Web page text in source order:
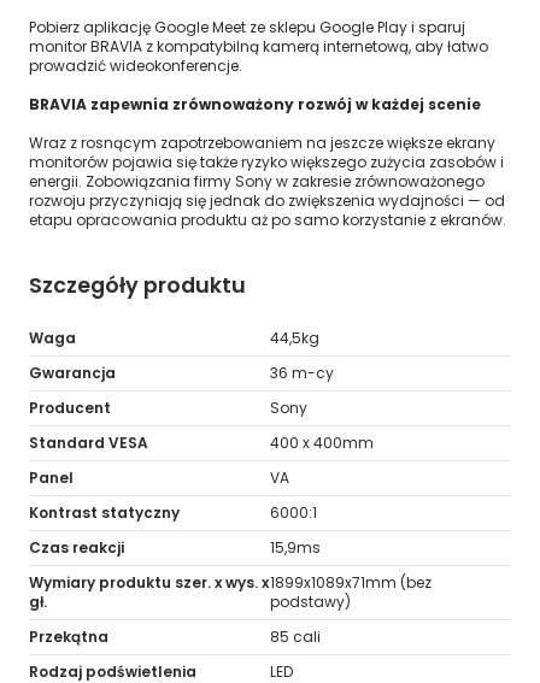
Pobierz aplikację Google Meet ze sklepu Google Play i sparuj
monitor BRAVIA z kompatybilną kamerą internetową, aby łatwo
prowadzić wideokonferencje.
BRAVIA zapewnia zrównoważony rozwój w każdej scenie
Wraz z rosnącym zapotrzebowaniem na jeszcze większe ekrany
monitorów pojawia się także ryzyko większego zużycia zasobów i
energii. Zobowiązania firmy Sony w zakresie zrównoważonego
rozwoju przyczyniają się jednak do zwiększenia wydajności — od
etapu opracowania produktu aż po samo korzystanie z ekranów.
Szczegóły produktu
Waga
44,5kg
Gwarancja
36 m-cy
Producent
Sony
Standard VESA
400 x 400mm
Panel
VA
Kontrast statyczny
6000:1
Czas reakcji
15,9ms
Wymiary produktu szer. x wys. x
gł.
1899x1089x71mm (bez
podstawy)
Przekątna
85 cali
Rodzaj podświetlenia
LED